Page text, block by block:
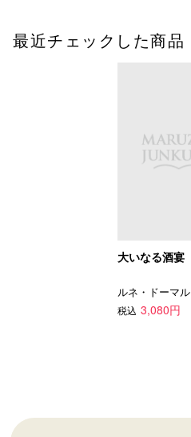
最近チェックした商品
大いなる酒宴
ルネ・ドーマル
税込 3,080円